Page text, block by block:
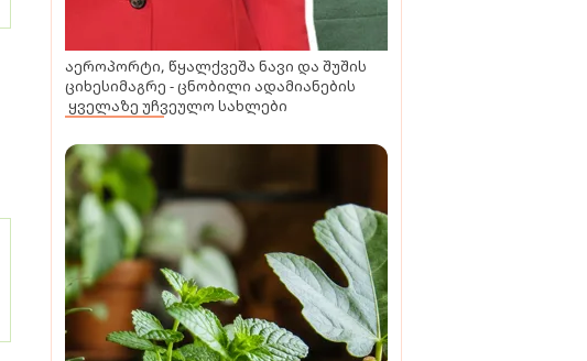
აეროპორტი, წყალქვეშა ნავი და შუშის
ციხესიმაგრე - ცნობილი ადამიანების
ყველაზე უჩვეულო სახლები